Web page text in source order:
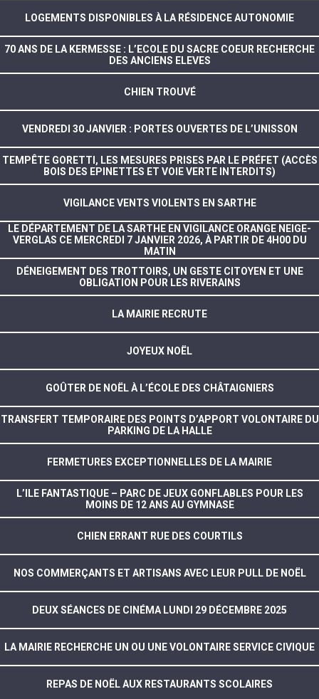
LOGEMENTS DISPONIBLES À LA RÉSIDENCE AUTONOMIE
70 ANS DE LA KERMESSE : L’ECOLE DU SACRE COEUR RECHERCHE
DES ANCIENS ELEVES
CHIEN TROUVÉ
VENDREDI 30 JANVIER : PORTES OUVERTES DE L’UNISSON
TEMPÊTE GORETTI, LES MESURES PRISES PAR LE PRÉFET (ACCÈS
BOIS DES EPINETTES ET VOIE VERTE INTERDITS)
VIGILANCE VENTS VIOLENTS EN SARTHE
LE DÉPARTEMENT DE LA SARTHE EN VIGILANCE ORANGE NEIGE-
VERGLAS CE MERCREDI 7 JANVIER 2026, À PARTIR DE 4H00 DU
MATIN
DÉNEIGEMENT DES TROTTOIRS, UN GESTE CITOYEN ET UNE
OBLIGATION POUR LES RIVERAINS
LA MAIRIE RECRUTE
JOYEUX NOËL
GOÛTER DE NOËL À L’ÉCOLE DES CHÂTAIGNIERS
TRANSFERT TEMPORAIRE DES POINTS D’APPORT VOLONTAIRE DU
PARKING DE LA HALLE
FERMETURES EXCEPTIONNELLES DE LA MAIRIE
L’ILE FANTASTIQUE – PARC DE JEUX GONFLABLES POUR LES
MOINS DE 12 ANS AU GYMNASE
CHIEN ERRANT RUE DES COURTILS
NOS COMMERÇANTS ET ARTISANS AVEC LEUR PULL DE NOËL
DEUX SÉANCES DE CINÉMA LUNDI 29 DÉCEMBRE 2025
LA MAIRIE RECHERCHE UN OU UNE VOLONTAIRE SERVICE CIVIQUE
REPAS DE NOËL AUX RESTAURANTS SCOLAIRES